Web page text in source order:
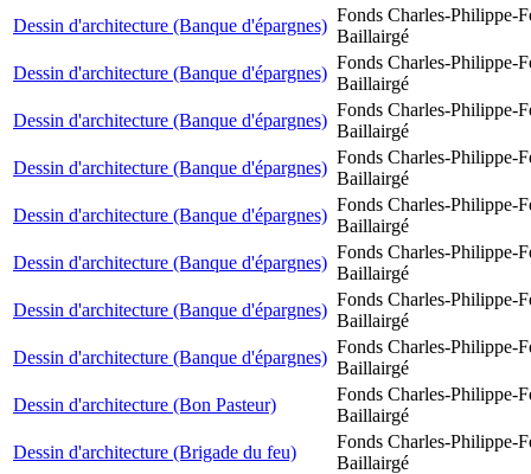
Dessin d'architecture (Banque d'épargnes)
Fonds Charles-Philippe-
Baillairgé
Dessin d'architecture (Banque d'épargnes)
Fonds Charles-Philippe-
Baillairgé
Dessin d'architecture (Banque d'épargnes)
Fonds Charles-Philippe-
Baillairgé
Dessin d'architecture (Banque d'épargnes)
Fonds Charles-Philippe-
Baillairgé
Dessin d'architecture (Banque d'épargnes)
Fonds Charles-Philippe-
Baillairgé
Dessin d'architecture (Banque d'épargnes)
Fonds Charles-Philippe-
Baillairgé
Dessin d'architecture (Banque d'épargnes)
Fonds Charles-Philippe-
Baillairgé
Dessin d'architecture (Banque d'épargnes)
Fonds Charles-Philippe-
Baillairgé
Dessin d'architecture (Bon Pasteur)
Fonds Charles-Philippe-
Baillairgé
Dessin d'architecture (Brigade du feu)
Fonds Charles-Philippe-
Baillairgé